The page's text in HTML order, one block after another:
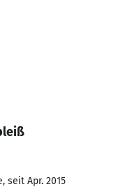
seit Apr. 2015